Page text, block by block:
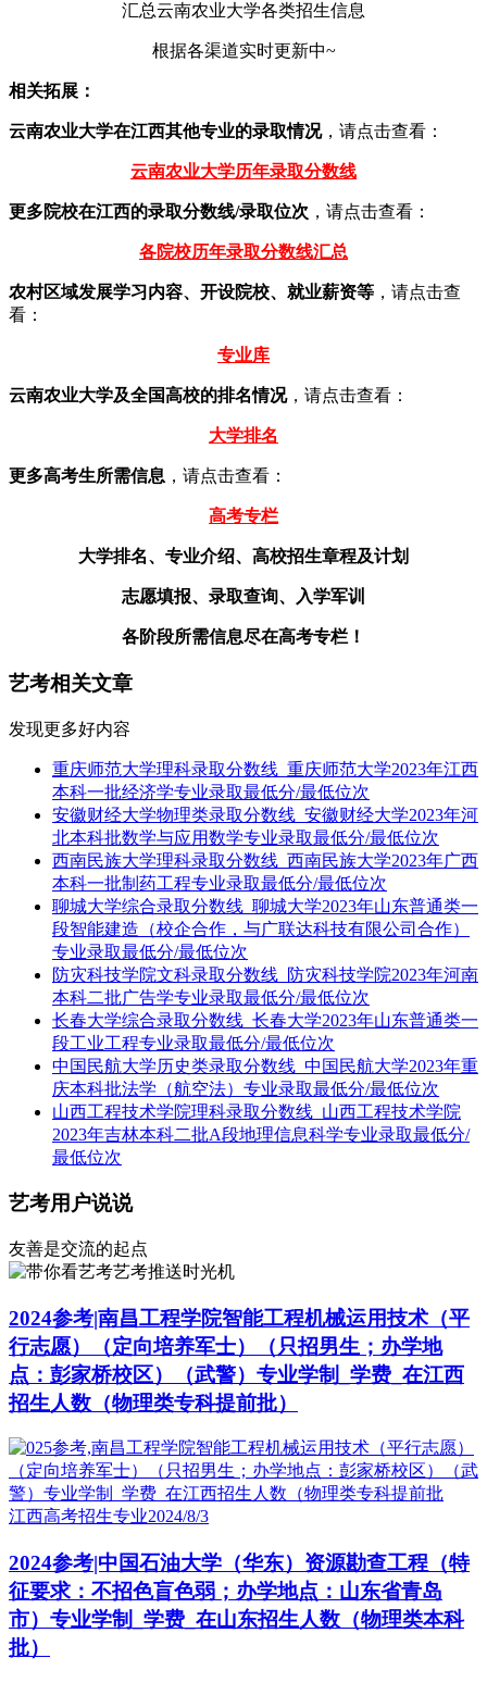
汇总云南农业大学各类招生信息
根据各渠道实时更新中~
相关拓展：
云南农业大学在江西其他专业的录取情况，请点击查看：
云南农业大学历年录取分数线
更多院校在江西的录取分数线/录取位次 ，请点击查看：
各院校历年录取分数线汇总
农村区域发展学习内容、开设院校、就业薪资等 ，请点击查
看：
专业库
云南农业大学及全国高校的排名情况，请点击查看：
大学排名
更多高考生所需信息 ，请点击查看：
高考专栏
大学排名、专业介绍、高校招生章程及计划
志愿填报、录取查询、入学军训
各阶段所需信息尽在高考专栏！
艺考相关文章
发现更多好内容
重庆师范大学理科录取分数线_重庆师范大学2023年江西
本科一批经济学专业录取最低分/最低位次
安徽财经大学物理类录取分数线_安徽财经大学2023年河
北本科批数学与应用数学专业录取最低分/最低位次
西南民族大学理科录取分数线_西南民族大学2023年广西
本科一批制药工程专业录取最低分/最低位次
聊城大学综合录取分数线_聊城大学2023年山东普通类一
段智能建造（校企合作，与广联达科技有限公司合作）
专业录取最低分/最低位次
防灾科技学院文科录取分数线_防灾科技学院2023年河南
本科二批广告学专业录取最低分/最低位次
长春大学综合录取分数线_长春大学2023年山东普通类一
段工业工程专业录取最低分/最低位次
中国民航大学历史类录取分数线_中国民航大学2023年重
庆本科批法学（航空法）专业录取最低分/最低位次
山西工程技术学院理科录取分数线_山西工程技术学院
2023年吉林本科二批A段地理信息科学专业录取最低分/
最低位次
艺考用户说说
友善是交流的起点
艺考推送时光机
2024参考|南昌工程学院智能工程机械运用技术（平
行志愿）（定向培养军士）（只招男生；办学地
点：彭家桥校区）（武警）专业学制_学费_在江西
招生人数（物理类专科提前批）
江西高考招生专业2024/8/3
2024参考|中国石油大学（华东）资源勘查工程（特
征要求：不招色盲色弱；办学地点：山东省青岛
市）专业学制_学费_在山东招生人数（物理类本科
批）